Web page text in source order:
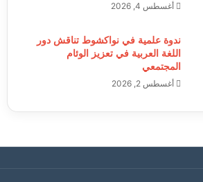
أغسطس 4, 2026
ندوة علمية في نواكشوط تناقش دور
اللغة العربية في تعزيز الوئام
المجتمعي
أغسطس 2, 2026